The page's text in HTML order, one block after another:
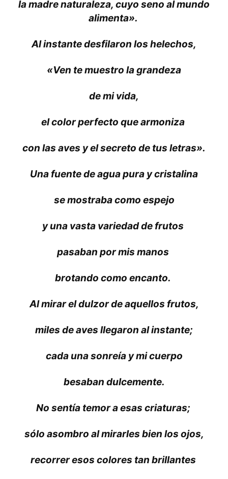
la madre naturaleza, cuyo seno al mundo
alimenta».
Al instante desfilaron los helechos,
«Ven te muestro la grandeza
de mi vida,
el color perfecto que armoniza
con las aves y el secreto de tus letras».
Una fuente de agua pura y cristalina
se mostraba como espejo
y una vasta variedad de frutos
pasaban por mis manos
brotando como encanto.
Al mirar el dulzor de aquellos frutos,
miles de aves llegaron al instante;
cada una sonreía y mi cuerpo
besaban dulcemente.
No sentía temor a esas criaturas;
sólo asombro al mirarles bien los ojos,
recorrer esos colores tan brillantes